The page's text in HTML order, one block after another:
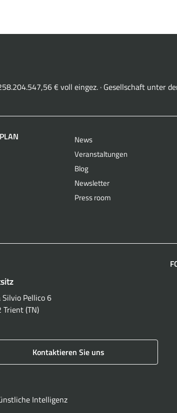
€ voll eingez. · Gesellschaft unter
News
Veranstaltungen
Blog
Newsletter
Press room
Silvio Pellico 6
Trient (TN)
Kontaktieren Sie uns
Intelligenz